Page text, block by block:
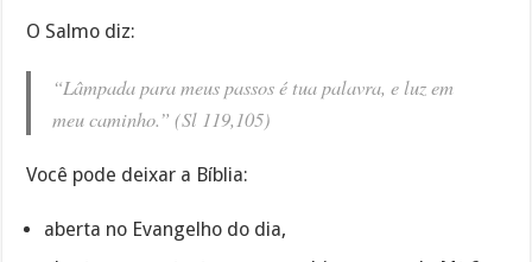
O Salmo diz:
“Lâmpada para meus passos é tua palavra, e luz em
meu caminho.” (Sl 119,105)
Você pode deixar a Bíblia:
aberta no Evangelho do dia,